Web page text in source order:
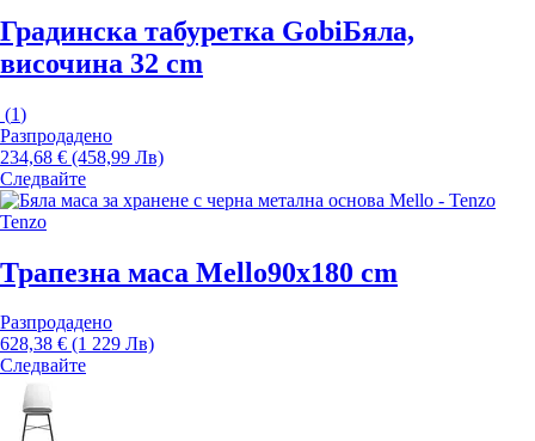
Градинска табуретка GobiБяла,
височина 32 cm
(1)
Разпродадено
234,68 € (458,99 Лв)
Следвайте
Tenzo
Трапезна маса Mello90x180 cm
Разпродадено
628,38 € (1 229 Лв)
Следвайте